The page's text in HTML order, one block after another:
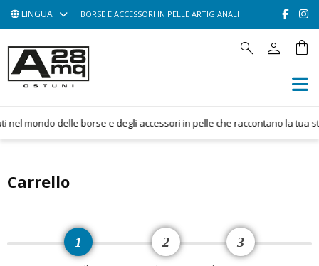
HOME
ACCESSORI
LINGUA BORSE E ACCESSORI IN PELLE ARTIGIANALI
search person shopping_bag
nel mondo delle borse e degli accessori in pelle che raccontano la tua
Carrello
1 2 3